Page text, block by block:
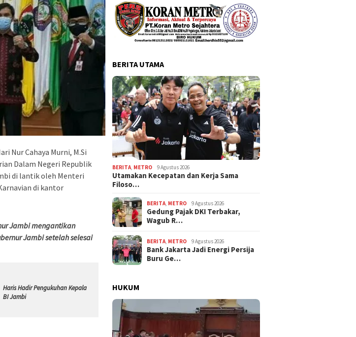
Nur Cahaya Murni, M.Si
Dalam Negeri Republik
di lantik oleh Menteri
di kantor
Jambi mengantikan
Jambi setelah selesai
Haris Hadir Pengukuhan Kepala
BI Jambi
BERITA UTAMA
BERITA, METRO 9 Agustus 2026
Utamakan Kecepatan dan Kerja Sama
Filoso…
BERITA, METRO 9 Agustus 2026
Gedung Pajak DKI Terbakar,
Wagub R…
BERITA, METRO 9 Agustus 2026
Bank Jakarta Jadi Energi Persija
Buru Ge…
HUKUM